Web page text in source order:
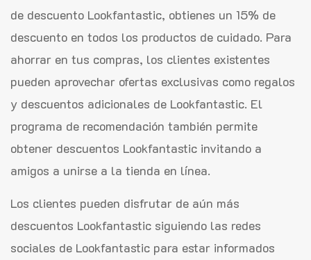
de descuento Lookfantastic, obtienes un 15% de
descuento en todos los productos de cuidado. Para
ahorrar en tus compras, los clientes existentes
pueden aprovechar ofertas exclusivas como regalos
y descuentos adicionales de Lookfantastic. El
programa de recomendación también permite
obtener descuentos Lookfantastic invitando a
amigos a unirse a la tienda en línea.
Los clientes pueden disfrutar de aún más
descuentos Lookfantastic siguiendo las redes
sociales de Lookfantastic para estar informados